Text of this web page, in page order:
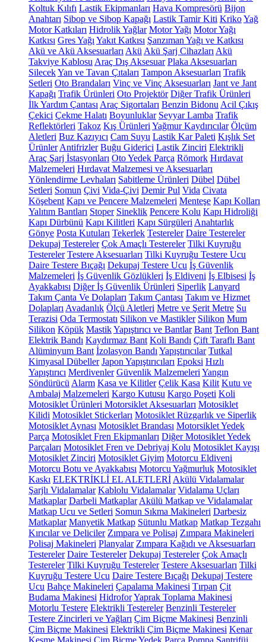
Koltuk Kılıfı Lastik Ekipmanları Hava Kompresörü Bijon
Anahtarı Sibop ve Sibop Kapağı Lastik Tamir Kiti KrikoYağ
Motor Katkıları Hidrolik Yağlar Motor Yağı Motor Yağı
Katkısı Gres Yağı Yakıt Katkısı Şanzıman Yağı ve Katkısı
Akü ve Akü Aksesuarları Akü Akü Şarj Cihazları Akü
Takviye Kablosu Araç Dış Aksesuar Plaka Aksesuarları
SilecekYan ve Tavan Çıtaları Tampon Aksesuarları Trafik
Setleri Oto Brandaları Vinç ve Vinç Aksesuarları Jant ve Jant
Kapağı Trafik Ürünleri Oto Projektör Diğer Trafik Ürünleri
İlk Yardım Çantası Araç Sigortaları Benzin Bidonu Acil Çıkış
Çekici Çekme Halatı Boyunluklar Seyyar Lamba Trafik
Reflektörleri Takoz Kış Ürünleri Yağmur Kaydırıcılar Ölçüm
Aletleri Buz Kazıyıcı Cam Suyu Lastik Kar Paleti Kışlık Set
Ürünler Antifrizler Buğu Giderici Lastik Zinciri Elektrikli
Araç Şarj İstasyonları Oto Yedek Parça Römork Hırdavat
Malzemeleri Hırdavat Malzemesi ve Aksesuarları
Yönlendirme Levhaları Sabitleme Ürünleri Dübel Dübel
Setleri Somun Çivi Vida-Çivi Demir Pul Vida Civata
Köşebent Kapı ve Pencere Malzemeleri Menteşe Kapı Kolları
Yalıtım Bantları Stoper Sineklik Pencere Kolu Kapı Hidroliği
Kapı Dürbünü Kapı Kilitleri Kapı Sürgüleri Anahtarlık
Gönye Posta Kutuları Tekerlek Testereler Daire Testereler
Dekupaj Testereler Çok Amaçlı Testereler Tilki Kuyruğu
Testereler Testere Aksesuarları Tilki Kuyruğu Testere Ucu
Daire Testere Bıçağı Dekupaj Testere Ucu İş Güvenlik
Malzemeleri İş Güvenlik Gözlükleri İş Eldiveni İş Elbisesi İş
Ayakkabısı Diğer İş Güvenlik Ürünleri Siperlik Lanyard
Takım Çanta Ve Dolapları Takım Çantası Takım ve Hizmet
Dolapları Avadanlık Ölçü Aletleri Metre ve Şerit Metre Su
Terazisi Oda Termostatı Silikon ve Mastikler Silikon Mum
Silikon Köpük MastikYapıştırıcı ve Bantlar Bant Teflon Bant
Elektrik Bandı Kaydırmaz Bant Koli Bandı Çift Taraflı Bant
Alüminyum Bant İzolasyon Bandı Yapıştırıcılar Tutkal
Kimyasal Dübeller Japon Yapıştırıcıları Epoksi Hızlı
Yapıştırıcı Merdivenler Güvenlik Malzemeleri Yangın
Söndürücü Alarm Kasa ve Kilitler Çelik Kasa Kilit Kutu ve
Ambalaj Malzemeleri Kargo Kutusu Kargo Poşeti Koli
Motosiklet Ürünleri Motorsiklet Aksesuarları Motosiklet
Kilidi Motosiklet Stickerları Motosiklet Rüzgarlık ve Siperlik
Motosiklet Aynası Motosiklet Brandası Motorsiklet Yedek
Parça Motosiklet Fren Ekipmanları Diğer Motosiklet Yedek
Parçaları Motosiklet Fren ve Debriyaj Kolu Motosiklet Kayışı
Motosiklet Zinciri Motosiklet Giyim Motorcu Eldiveni
Motorcu Botu ve Ayakkabısı Motorcu Yağmurluk Motosiklet
Kaskı ELEKTRİKLİ EL ALETLERİ Akülü Vidalamalar
Şarjlı Vidalamalar Kablolu Vidalamalar Vidalama Uçları
Matkaplar Darbeli Matkaplar Akülü Matkap ve Vidalamalar
Matkap Ucu ve Setleri Somun Sıkma Makineleri Darbesiz
Matkaplar Manyetik Matkap Sütunlu Matkap Matkap Tezgahı
Kırıcılar ve Deliciler Zımpara ve Polisaj Zımpara Makineleri
Polisaj Makineleri Planyalar Zımpara Kağıdı ve Aksesuarları
Testereler Daire Testereler Dekupaj Testereler Çok Amaçlı
Testereler Tilki Kuyruğu Testereler Testere Aksesuarları Tilki
Kuyruğu Testere Ucu Daire Testere Bıçağı Dekupaj Testere
Ucu Bahçe Makineleri Çapalama Makinesi Tırpan Çit
Budama Makinesi HidroforYaprak Toplama Makinesi
Motorlu Testere Elektrikli Testereler Benzinli Testereler
Testere Zincirleri ve Yağları Çim Biçme Makinesi Benzinli
Çim Biçme Makinesi Elektrikli Çim Biçme Makinesi Kenar
Kesme Makinesi Çim Biçme Yedek Parça Pompa Santrifüj